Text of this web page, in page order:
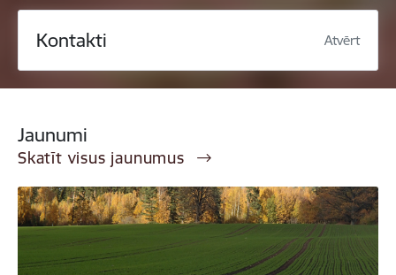
Kontakti Atvērt
Jaunumi
Skatīt visus jaunumus